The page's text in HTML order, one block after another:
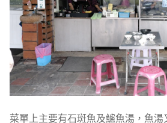
菜單上主要有石斑魚及鱸魚湯，魚湯